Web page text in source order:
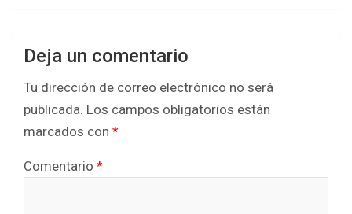
Deja un comentario
Tu dirección de correo electrónico no será
publicada. Los campos obligatorios están
marcados con *
Comentario *